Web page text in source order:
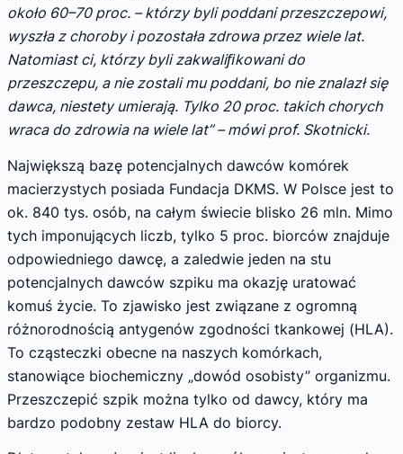
około 60–70 proc. – którzy byli poddani przeszczepowi,
wyszła z choroby i pozostała zdrowa przez wiele lat.
Natomiast ci, którzy byli zakwaliﬁkowani do
przeszczepu, a nie zostali mu poddani, bo nie znalazł się
dawca, niestety umierają. Tylko 20 proc. takich chorych
wraca do zdrowia na wiele lat” – mówi prof. Skotnicki.
Największą bazę potencjalnych dawców komórek
macierzystych posiada Fundacja DKMS. W Polsce jest to
ok. 840 tys. osób, na całym świecie blisko 26 mln. Mimo
tych imponujących liczb, tylko 5 proc. biorców znajduje
odpowiedniego dawcę, a zaledwie jeden na stu
potencjalnych dawców szpiku ma okazję uratować
komuś życie. To zjawisko jest związane z ogromną
różnorodnością antygenów zgodności tkankowej (HLA).
To cząsteczki obecne na naszych komórkach,
stanowiące biochemiczny „dowód osobisty” organizmu.
Przeszczepić szpik można tylko od dawcy, który ma
bardzo podobny zestaw HLA do biorcy.